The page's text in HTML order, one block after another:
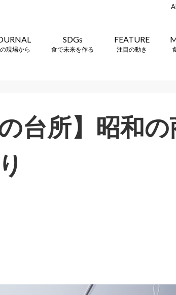
現場から
SDGs
食で未来を作る
FEATURE
注目の動き
台所】昭和